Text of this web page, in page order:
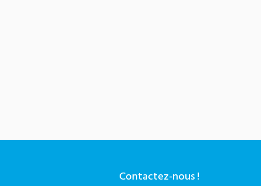
Contactez-nous !